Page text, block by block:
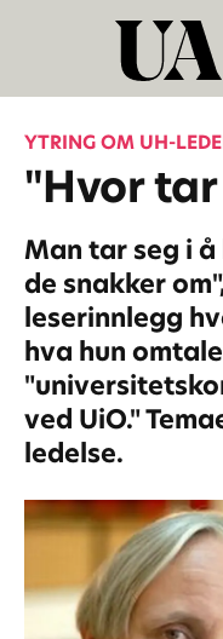
YTRING OM UH-
"Hvor
Man tar seg i
de snakker
leserinnlegg
hva hun
ved UiO."
ledelse.